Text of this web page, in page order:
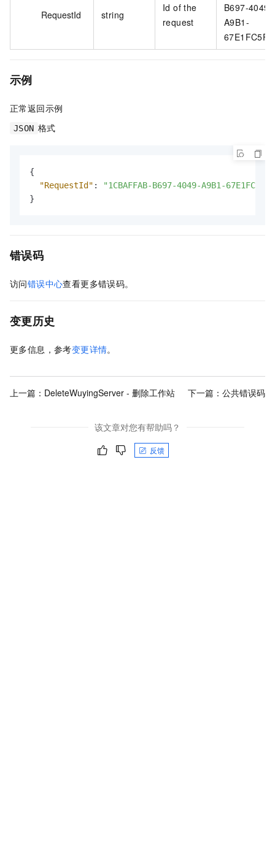
RequestId string
Id of the
request
B697-4049-
A9B1-
示例
正常返回示例
JSON 格式
{
"RequestId" :
"1CBAFFAB-B697-4049-A9B1-
}
错误码
访问错误中心查看更多错误码。
变更历史
更多信息，参考变更详情。
上一篇： DeleteWuyingServer - 删除工作站 下一篇： 公共错误码
该文章对您有帮助吗？
反馈